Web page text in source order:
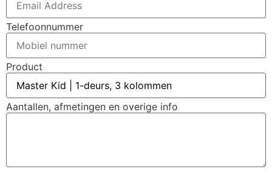
Telefoonnummer
Product
Aantallen, afmetingen en overige info